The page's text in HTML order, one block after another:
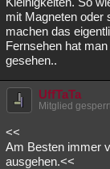
mit Magneten oder
machen das
Fernsehen hat
gesehen..
UffTaTa
Mitglied
<<
Am Besten immer
ausgehen.<<